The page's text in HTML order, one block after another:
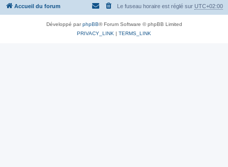
e
Accueil du forum Le fuseau horaire est réglé sur UTC+02:00
Développé parphpBB® Forum Software © phpBB Limited
PRIVACY_LINK | TERMS_LINK